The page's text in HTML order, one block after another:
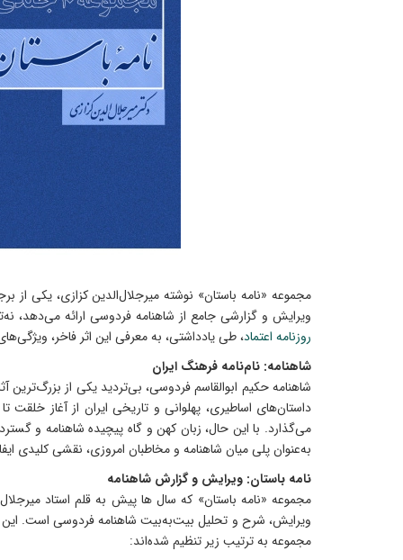
ویرایش و گزارشی جامع از شاهنامه‌ فردوسی ارائه می‌دهد،
روزنامه اعتماد، طی یادداشتی، به معرفی این اثر فاخر،
شاهنامه: نام‌نامه‌ فرهنگ ایران
داستان‌های اساطیری، پهلوانی و تاریخی ایران از آغاز
می‌گذارد. با این حال، زبان کهن و گاه پیچیده‌ شاهنامه و
به‌عنوان پلی میان شاهنامه و مخاطبان امروزی، نقشی کلیدی
نامه باستان: ویرایش و گزارش شاهنامه
مجموعه‌ «نامه باستان» که سال ها پیش به قلم استاد
مجموعه به ترتیب زیر تنظیم شده‌اند: